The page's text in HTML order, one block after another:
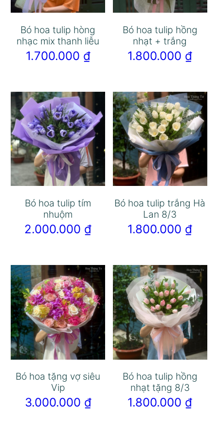
Bó hoa tulip hòng
nhạc mix thanh liễu
1.700.000 ₫
Bó hoa tulip hồng
nhạt + trắng
1.800.000 ₫
Bó hoa tulip tím
nhuộm
2.000.000 ₫
Bó hoa tulip trắng Hà
Lan 8/3
1.800.000 ₫
Bó hoa tặng vợ siêu
Vip
3.000.000 ₫
Bó hoa tulip hồng
nhạt tặng 8/3
1.800.000 ₫